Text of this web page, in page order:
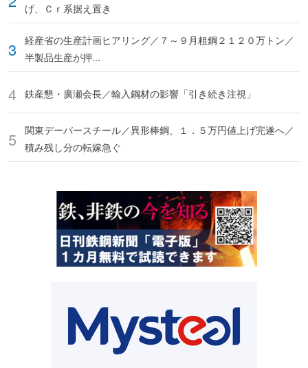
げ、Ｃｒ系据え置き
経産省の生産計画ヒアリング／７～９月粗鋼２１２０万トン／
半製品生産が押...
鉄産懇・廣瀬会長／輸入鋼材の影響「引き続き注視」
関東デーバースチール／異形棒鋼、１．５万円値上げ完遂へ／
積み残し分の転嫁急ぐ